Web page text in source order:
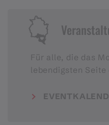
Für alle, die das
lebendigsten